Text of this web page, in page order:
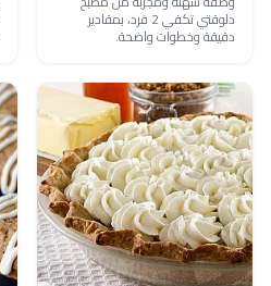
دلوقتي تكفي 2 فرد، بمقادير
دقيقة وخطوات واضحة.